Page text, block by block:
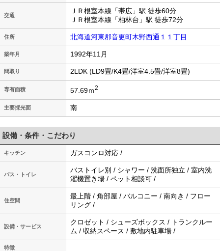
交通
ＪＲ根室本線「帯広」駅 徒歩60分
ＪＲ根室本線「柏林台」駅 徒歩72分
住所 北海道河東郡音更町木野西通１１丁目
築年月 1992年11月
間取り 2LDK (LD9畳/K4畳/洋室4.5畳/洋室8畳)
専有面積 57.69ｍ2
主要採光面 南
設備・条件・こだわり
キッチン ガスコンロ対応 /
バス・トイレ
バストイレ別 / シャワー / 洗面所独立 / 室内洗
濯機置き場 / ペット相談可 /
住空間
最上階 / 角部屋 / バルコニー / 南向き / フロー
リング /
設備・サービス
クロゼット / シューズボックス / トランクルー
ム / 収納スペース / 敷地内駐車場 /
特徴